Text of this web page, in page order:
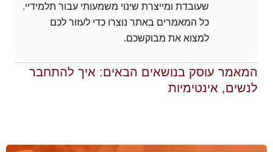
שעובדת ומייצרת שינוי משמעותי עבור תלמידיי.
כל המאמרים באתר נוצרו כדי לעזור לכם
למצוא את מבוקשכם.
המאמר עוסק בנושאים הבאים: איך להתחבר
לנשים, אינטימיות